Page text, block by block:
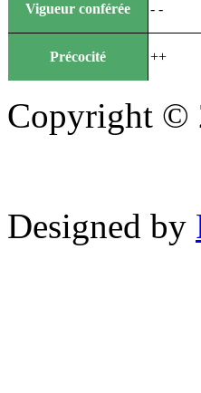
Vigueur conférée - -
Précocité ++
Copyright ©
Designed by